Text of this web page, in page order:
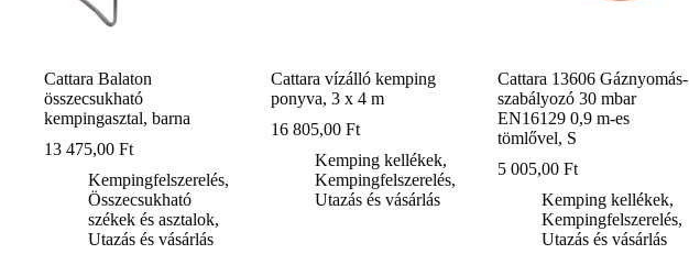
Cattara Balaton
összecsukható
kempingasztal, barna
13 475,00 Ft
Kempingfelszerelés,
Összecsukható
székek és asztalok,
Utazás és vásárlás
Cattara vízálló kemping
ponyva, 3 x 4 m
16 805,00Ft
Kemping kellékek,
Kempingfelszerelés,
Utazás és vásárlás
Cattara 13606 Gáznyomás-
szabályozó 30 mbar
EN16129 0,9 m-es
tömlővel, S
5 005,00Ft
Kemping kellékek,
Kempingfelszerelés,
Utazás és vásárlás